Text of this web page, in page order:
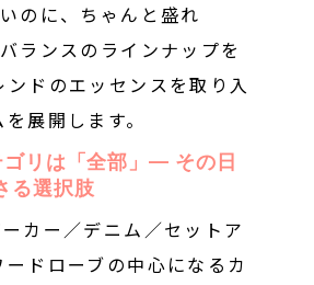
のに、ちゃんと盛れ
ランスのラインナップを
ンドのエッセンスを取り入
展開します。
リは「全部」— その日
る選択肢
カー／デニム／セットア
ードローブの中心になるカ